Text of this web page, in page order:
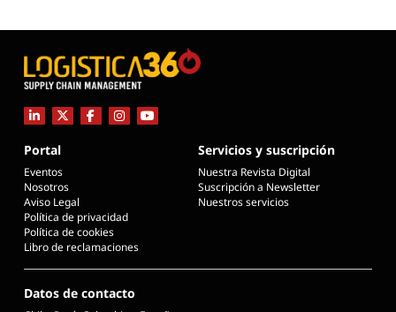
Portal
Eventos
Nosotros
Aviso Legal
Política de privacidad
Política de cookies
Libro de reclamaciones
Servicios y suscripción
Nuestra Revista Digital
Suscripción a Newsletter
Nuestros servicios
Datos de contacto